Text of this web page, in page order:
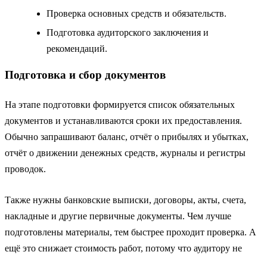
Проверка основных средств и обязательств.
Подготовка аудиторского заключения и
рекомендаций.
Подготовка и сбор документов
На этапе подготовки формируется список обязательных
документов и устанавливаются сроки их предоставления.
Обычно запрашивают баланс, отчёт о прибылях и убытках,
отчёт о движении денежных средств, журналы и регистры
проводок.
Также нужны банковские выписки, договоры, акты, счета,
накладные и другие первичные документы. Чем лучше
подготовлены материалы, тем быстрее проходит проверка. А
ещё это снижает стоимость работ, потому что аудитору не